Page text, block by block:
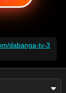
dabanga-tv-3